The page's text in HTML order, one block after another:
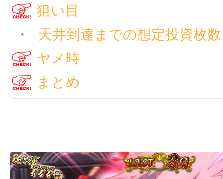
狙い目
天井到達までの想定投資枚
ヤメ時
まとめ